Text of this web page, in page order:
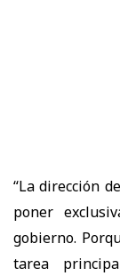
“La dirección
poner
gobierno.
tarea